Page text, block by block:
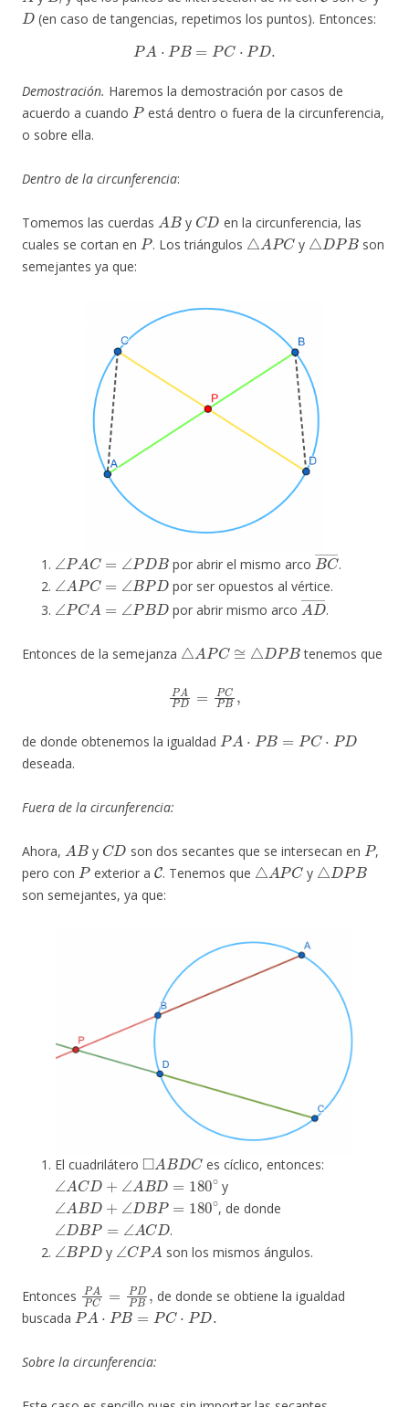
D
(en caso de tangencias, repetimos los puntos). Entonces:
A⋅PB= PC⋅P D.
Demostración. Haremos la demostración por casos de
acuerdo a cuando
P
está dentro o fuera de la circunferencia,
o sobre ella.
Dentro de la circunferencia:
Tomemos las cuerdas
A B
y
CD
en la circunferencia, las
cuales se cortan en
P
. Los triángulos
△APC
y
△DPB
son
semejantes ya que:
∠P A C= DB
por abrir el mismo arco
BC―
.
∠APC= BPD
por ser opuestos al vértice.
∠P CA = BD
por abrir mismo arco
AD―
.
Entonces de la semejanza
△ APC ≅ P B
tenemos que
PAP PC
de donde obtenemos la igualdad
PA ⋅ B=P PD
deseada.
Fuera de la circunferencia:
Ahora,
A B
y
CD
son dos secantes que se intersecan en
P
,
pero con
P
exterior a
C
. Tenemos que
△APC
y
△DPB
son semejantes, ya que:
El cuadrilátero
◻ A BDC
es cíclico, entonces:
∠ACD+∠ABD=180 ∘
y
∠ABD+ ∠ DBP=180 ∘
, de donde
∠DBP= ∠ ACD
.
∠BPD
y
∠CPA
son los mismos ángulos.
Entonces
PA PD
de donde se obtiene la igualdad
buscada
PA⋅P B=PC PD.
Sobre la circunferencia: